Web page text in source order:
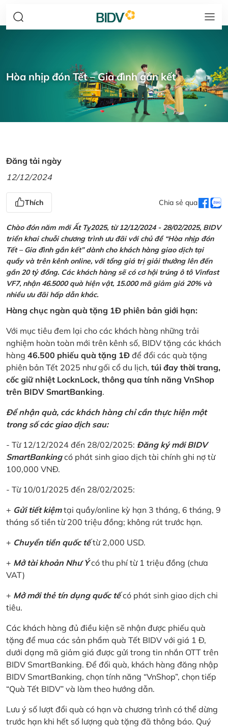
Hòa nhịp đón Tết – Gia đình gắn kết
Đăng tải ngày
12/12/2024
Thích Chia sẻ qua
Chào đón năm mới Ất Tỵ2025, từ 12/12/2024 - 28/02/2025, BIDV
triển khai chuỗi chương trình ưu đãi với chủ đề “Hòa nhịp đón
Tết – Gia đình gắn kết” dành cho khách hàng giao dịch tại
quầy và trên kênh online, với tổng giá trị giải thưởng lên đến
gần 20 tỷ đồng. Các khách hàng sẽ có cơ hội trúng ô tô Vinfast
VF7, nhận 46.5000 quà hiện vật, 15.000 mã giảm giá 20% và
nhiều ưu đãi hấp dẫn khác.
Hàng chục ngàn quà tặng 1Đ phiên bản giới hạn:
Với mục tiêu đem lại cho các khách hàng những trải
nghiệm hoàn toàn mới trên kênh số, BIDV tặng các khách
hàng 46.500 phiếu quà tặng 1Đ để đổi các quà tặng
phiên bản Tết 2025 như gối cổ du lịch, túi đay thời trang,
cốc giữ nhiệt LocknLock, thông qua tính năng VnShop
trên BIDV SmartBanking.
Để nhận quà, các khách hàng chỉ cần thực hiện một
trong số các giao dịch sau:
- Từ 12/12/2024 đến 28/02/2025: Đăng ký mới BIDV
SmartBankingcó phát sinh giao dịch tài chính ghi nợ từ
100,000 VNĐ.
- Từ 10/01/2025 đến 28/02/2025:
+ Gửi tiết kiệmtại quầy/online kỳ hạn 3 tháng, 6 tháng, 9
tháng số tiền từ 200 triệu đồng; không rút trước hạn.
+ Chuyển tiền quốc tếtừ 2,000 USD.
+ Mở tài khoản Như Ýcó thu phí từ 1 triệu đồng (chưa
VAT)
+ Mở mới thẻ tín dụng quốc tếcó phát sinh giao dịch chi
tiêu.
Các khách hàng đủ điều kiện sẽ nhận được phiếu quà
tặng để mua các sản phẩm quà Tết BIDV với giá 1 Đ,
dưới dạng mã giảm giá được gửi trong tin nhắn OTT trên
BIDV SmartBanking. Để đối quà, khách hàng đăng nhập
BIDV SmartBanking, chọn tính năng “VnShop”, chọn tiếp
“Quà Tết BIDV” và làm theo hướng dẫn.
Lưu ý số lượt đổi quà có hạn và chương trình có thể dừng
trước hạn khi hết số lượng quà tặng đã thông báo. Quý